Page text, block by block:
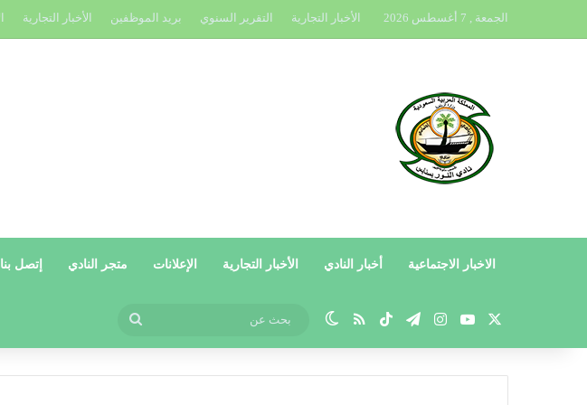
الجمعة , 7 أغسطس 2026 الأخبار التجارية التقرير السنوي بريد الموظفين الأخبار التجارية
الاخبار الاجتماعية أخبار النادي الأخبار التجارية الإعلانات متجر النادي إتصل بنا
يوتيوبانستقرام
تيلقرام‫TikTokملخص الموقع RSS
الوضع المظلم
عن